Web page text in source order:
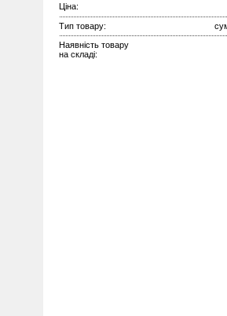
Ціна:
Тип товару:
Наявність товару
на складі: